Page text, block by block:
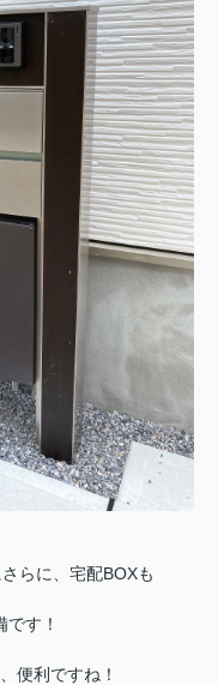
らに、宅配BOXも
す！
便利ですね！